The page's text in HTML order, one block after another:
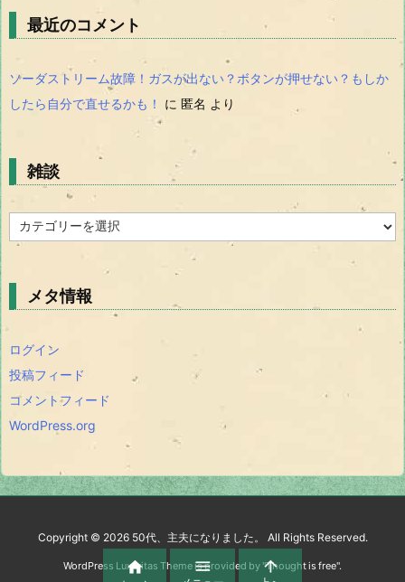
最近のコメント
ソーダストリーム故障！ガスが出ない？ボタンが押せない？もしか
したら自分で直せるかも！
に 匿名 より
雑談
談
メタ情報
ログイン
投稿フィード
コメントフィード
WordPress.org
Copyright © 2026 50代、主夫になりました。 All Rights Reserved.
WordPress Luxeritas Theme is provided by "Thought is free".
  